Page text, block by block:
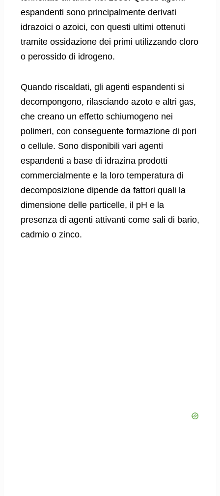
espandenti sono principalmente derivati ​​
idrazoici o azoici, con questi ultimi ottenuti
tramite ossidazione dei primi utilizzando cloro
o perossido di idrogeno.
Quando riscaldati, gli agenti espandenti si
decompongono, rilasciando azoto e altri gas,
che creano un effetto schiumogeno nei
polimeri, con conseguente formazione di pori
o cellule. Sono disponibili vari agenti
espandenti a base di idrazina prodotti
commercialmente e la loro temperatura di
decomposizione dipende da fattori quali la
dimensione delle particelle, il pH e la
presenza di agenti attivanti come sali di bario,
cadmio o zinco.